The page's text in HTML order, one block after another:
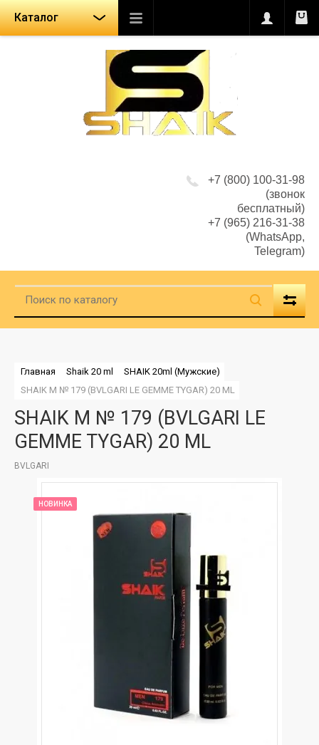
Каталог
+7 (800) 100-31-98
(звонок
бесплатный)
+7 (965) 216-31-38
(WhatsApp,
Telegram)
Главная Shaik 20 ml
SHAIK 20ml (Мужские)
SHAIK M № 179 (BVLGARI LE GEMME TYGAR) 20 ML
SHAIK M № 179 (BVLGARI LE
GEMME TYGAR) 20 ML
BVLGARI
НОВИНКА